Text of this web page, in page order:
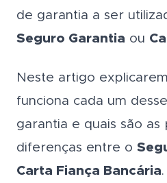
de garantia a ser
Seguro Garantia ou
Neste artigo
funciona cada um
garantia e quais são as
diferenças entre o
Carta Fiança Bancária.